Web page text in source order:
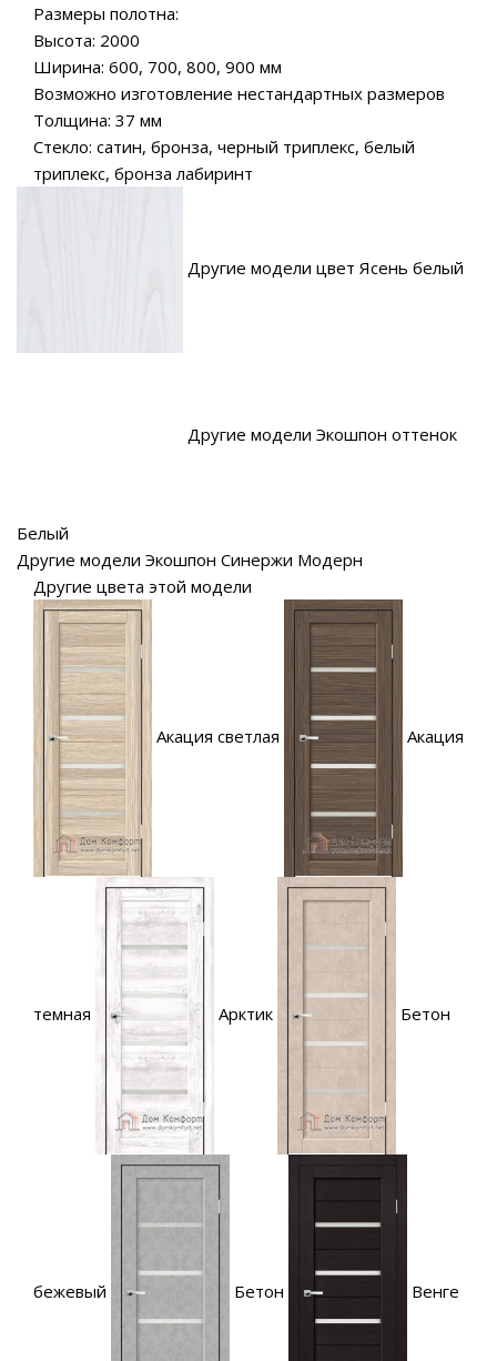
Размеры полотна:
Высота: 2000
Ширина: 600, 700, 800, 900 мм
Возможно изготовление нестандартных размеров
Толщина: 37 мм
Стекло: сатин, бронза, черный триплекс, белый
триплекс, бронза лабиринт
Другие модели цвет Ясень белый
Другие модели Экошпон оттенок
Белый
Другие модели Экошпон Синержи Модерн
Другие цвета этой модели
Акация светлая Акация
темная Арктик Бетон
бежевый Бетон Венге